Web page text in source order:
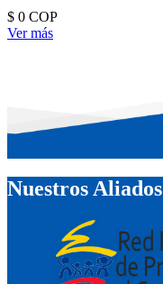
$ 0 COP
Ver más
Nuestros Aliados